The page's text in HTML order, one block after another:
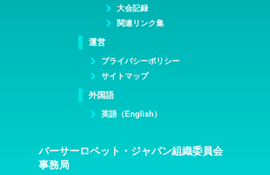
大会記録
関連リンク集
運営
プライバシーポリシー
サイトマップ
外国語
英語（English）
バーサーロペット・ジャパン組織委員会
事務局